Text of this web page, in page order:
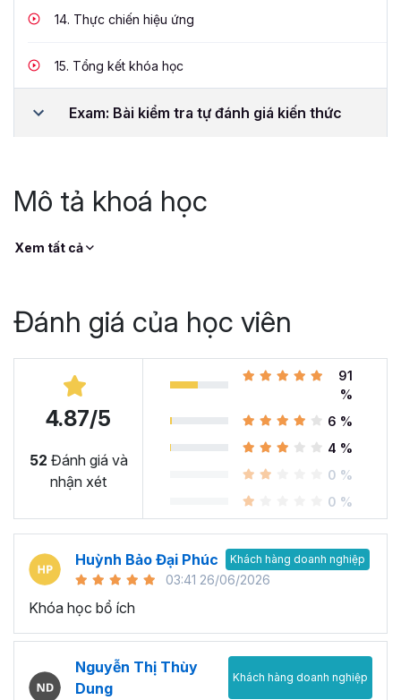
14. Thực chiến hiệu ứng
15. Tổng kết khóa học
Exam: Bài kiểm tra tự đánh giá kiến thức
Mô tả khoá học
Xem tất cả
Đánh giá của học viên
4.87/5
52 Đánh giá và
nhận xét
91
%
6 %
4 %
0 %
0 %
Huỳnh Bảo Đại Phúc Khách hàng doanh nghiệp
03:41 26/06/2026
Khóa học bổ ích
Nguyễn Thị Thùy
Dung
Khách hàng doanh nghiệp